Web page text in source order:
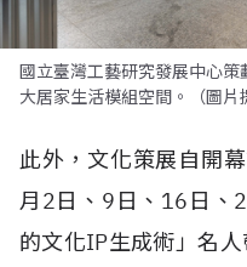
國立臺灣工藝研究發展中心
大居家生活模組空間。（圖片
此外，文化策展自開
月2日、9日、16日、
的文化IP生成術」名